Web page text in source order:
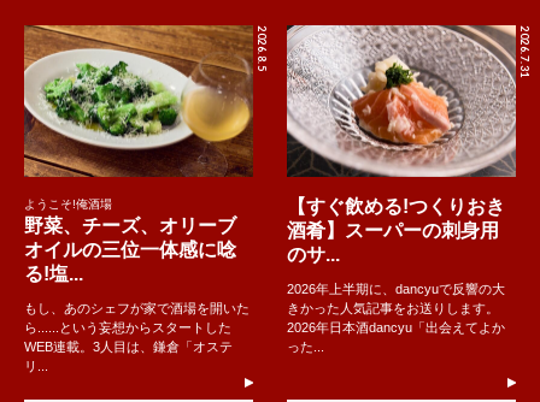
2026.8.5
ようこそ!俺酒場
野菜、チーズ、オリーブ
オイルの三位一体感に唸
る!塩...
もし、あのシェフが家で酒場を開いた
ら......という妄想からスタートした
WEB連載。3人目は、鎌倉「オステ
リ...
2026.7.31
【すぐ飲める!つくりおき
酒肴】スーパーの刺身用
のサ...
2026年上半期に、dancyuで反響の大
きかった人気記事をお送りします。
2026年日本酒dancyu「出会えてよか
った...